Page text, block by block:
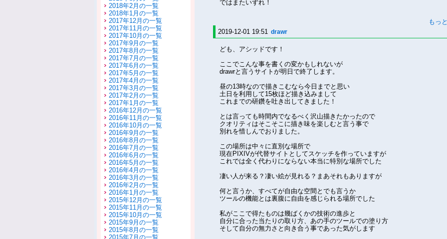
2018年2月の一覧
2018年1月の一覧
2017年12月の一覧
2017年11月の一覧
2017年10月の一覧
2017年9月の一覧
2017年8月の一覧
2017年7月の一覧
2017年6月の一覧
2017年5月の一覧
2017年4月の一覧
2017年3月の一覧
2017年2月の一覧
2017年1月の一覧
2016年12月の一覧
2016年11月の一覧
2016年10月の一覧
2016年9月の一覧
2016年8月の一覧
2016年7月の一覧
2016年6月の一覧
2016年5月の一覧
2016年4月の一覧
2016年3月の一覧
2016年2月の一覧
2016年1月の一覧
2015年12月の一覧
2015年11月の一覧
2015年10月の一覧
2015年9月の一覧
2015年8月の一覧
2015年7月の一覧
ではまたいずれ！
もっ
2019-12-01 19:51 drawr
ども、アシッドです！
ここでこんな事を書くの変かもしれないが
drawrと言うサイトが明日で終了します。
昼の13時なので描きこむなら今日までと思い
土日を利用して15枚ほど描き込みまして
これまでの研鑽を吐き出してきました！
とは言っても時間内でなるべく沢山描きたかったので
クオリティはそこそこに描き味を楽しむと言う事で
別れを惜しんでおりました。
この場所は中々に直別な場所で
現在PIXIVが代替サイトとしてスケッチを作っていますが
これでは全く代わりにならない本当に特別な場所でした
凄い人が来る？凄い絵が見れる？まあそれもありますが
何と言うか、すべてが自由な空間とでも言うか
ツールの機能とは裏腹に自由を感じられる場所でした
私がここで得たものは幾ばくかの技術の進歩と
自分に合った当たりの取り方、あの手のツールでの塗り方
そして自分の無力さと向き合う事であった気がします